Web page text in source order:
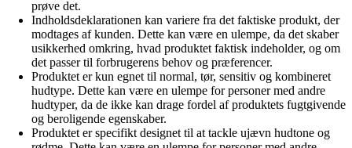
prøve det.
Indholdsdeklarationen kan variere fra det faktiske produkt, der
modtages af kunden. Dette kan være en ulempe, da det skaber
usikkerhed omkring, hvad produktet faktisk indeholder, og om
det passer til forbrugerens behov og præferencer.
Produktet er kun egnet til normal, tør, sensitiv og kombineret
hudtype. Dette kan være en ulempe for personer med andre
hudtyper, da de ikke kan drage fordel af produktets fugtgivende
og beroligende egenskaber.
Produktet er specifikt designet til at tackle ujævn hudtone og